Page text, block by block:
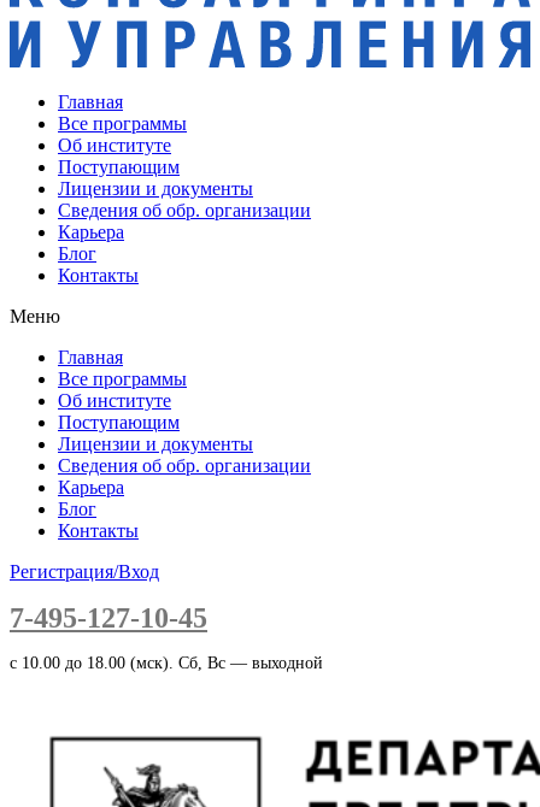
Главная
Все программы
Об институте
Поступающим
Лицензии и документы
Сведения об обр. организации
Карьера
Блог
Контакты
Меню
Главная
Все программы
Об институте
Поступающим
Лицензии и документы
Сведения об обр. организации
Карьера
Блог
Контакты
Регистрация/Вход
7-495-127-10-45
c 10.00 до 18.00 (мск). Сб, Вс — выходной